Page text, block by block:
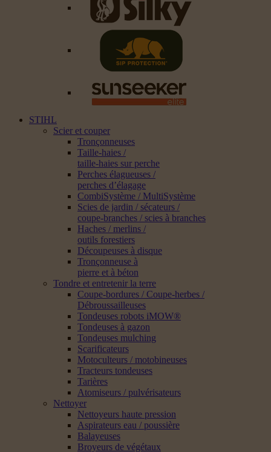
STIHL
Scier et couper
Tronçonneuses
Taille-haies /
taille-haies sur perche
Perches élagueuses /
perches d’élagage
CombiSystème / MultiSystème
Scies de jardin / sécateurs /
coupe-branches / scies à branches
Haches / merlins /
outils forestiers
Découpeuses à disque
Tronçonneuse à
pierre et à béton
Tondre et entretenir la terre
Coupe-bordures / Coupe-herbes /
Débroussailleuses
Tondeuses robots iMOW®
Tondeuses à gazon
Tondeuses mulching
Scarificateurs
Motoculteurs / motobineuses
Tracteurs tondeuses
Tarières
Atomiseurs / pulvérisateurs
Nettoyer
Nettoyeurs haute pression
Aspirateurs eau / poussière
Balayeuses
Broyeurs de végétaux